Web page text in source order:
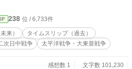
238 位 / 6,733件
来）
タイムスリップ（過去）
次日中戦争 太平洋戦争・大東亜戦争
感想数 1
文字数 101,230